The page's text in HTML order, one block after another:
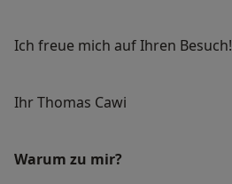
Ich freue mich auf Ihren Besuch!
Ihr Thomas Cawi
Warum zu mir?